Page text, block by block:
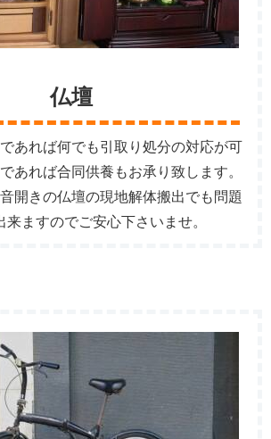
仏壇
あれば何でも引取り処分の対応が可
あれば合同供養もお承り致します。
開きの仏壇の現地解体搬出でも問題
来ますのでご安心下さいませ。